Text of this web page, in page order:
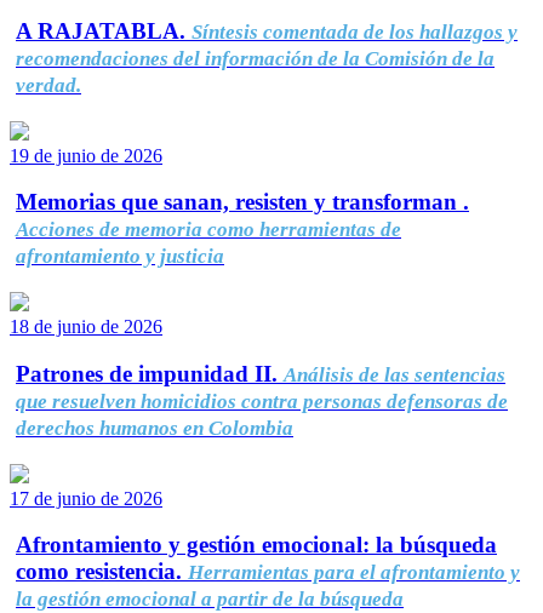
A RAJATABLA. Síntesis comentada de los hallazgos y
recomendaciones del información de la Comisión de la
verdad.
19 de junio de 2026
Memorias que sanan, resisten y transforman .
Acciones de memoria como herramientas de
afrontamiento y justicia
18 de junio de 2026
Patrones de impunidad II. Análisis de las sentencias
que resuelven homicidios contra personas defensoras de
derechos humanos en Colombia
17 de junio de 2026
Afrontamiento y gestión emocional: la búsqueda
como resistencia. Herramientas para el afrontamiento y
la gestión emocional a partir de la búsqueda